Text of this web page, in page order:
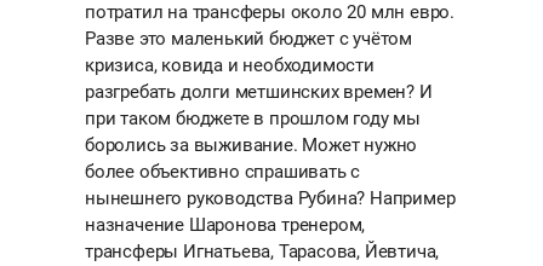
потратил на трансферы около 20 млн евро.
Разве это маленький бюджет с учётом
кризиса, ковида и необходимости
разгребать долги метшинских времен? И
при таком бюджете в прошлом году мы
боролись за выживание. Может нужно
более объективно спрашивать с
нынешнего руководства Рубина? Например
назначение Шаронова тренером,
трансферы Игнатьева, Тарасова, Йевтича,